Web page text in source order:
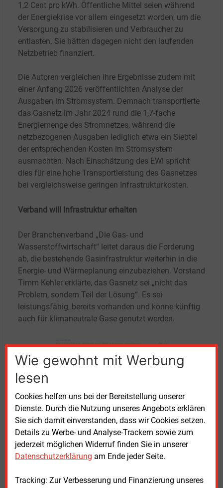
Wie gewohnt mit Werbung
lesen
Cookies helfen uns bei der Bereitstellung unserer
Dienste. Durch die Nutzung unseres Angebots erklären
Sie sich damit einverstanden, dass wir Cookies setzen.
Details zu Werbe- und Analyse-Trackern sowie zum
jederzeit möglichen Widerruf finden Sie in unserer
Datenschutzerklärung am Ende jeder Seite.
Tracking: Zur Verbesserung und Finanzierung unseres
1,2 Cent pro kWh. Öffentliche Mittel seien während
der Energiekrise vor allem eingesetzt worden, um die
Versorgung zu stabilisieren und Verbraucher zu
entlasten. Sie hätten dagegen nicht den laufenden
Netzbetrieb finanziert.
Die Autoren vergleichen ihre Ergebnisse zudem mit
einer Anfang 2026 veröffentlichten Analyse der
Ausgaben im Stromsystem. Demnach transportierte
das Gasnetz im Jahr 2024 rund die 1,7-fache
Energiemenge des Stromnetzes, während die
netzbezogenen Ausgaben lediglich etwa ein Siebtel
der entsprechenden Kosten im Stromsystem
ausmachten. Nach Einschätzung des EWI spricht
dies für eine hohe Transportleistung des Gasnetzes
bei vergleichsweise geringen Infrastrukturkosten.
Verband will Infrastruktur erhalten
Der Branchenverband „Die Gas- und
Wasserstoffwirtschaft“ leitet daraus die Forderung
ab, die bestehende Gasinfrastruktur weiterhin in die
Energie- und Wärmeplanung einzubeziehen. Vorstand
Timm Kehler erklärte, das Gasnetz sei „nicht das
Problem, sondern Teil der Lösung“. Es sei
leistungsfähig, bereits vorhanden und könne künftig
auch für klimaneutrale Gase genutzt werden.
Der Erdgasverbrauch in Deutschland sinkt seit dem Beginn des
Ukraine-Krieges
(Für Vollbild auf die Grafik klicken)
Quelle: EWI
Nach Angaben des Verbands seien aktuelle
Veränderungen bei den Gasnetzentgelten nicht auf